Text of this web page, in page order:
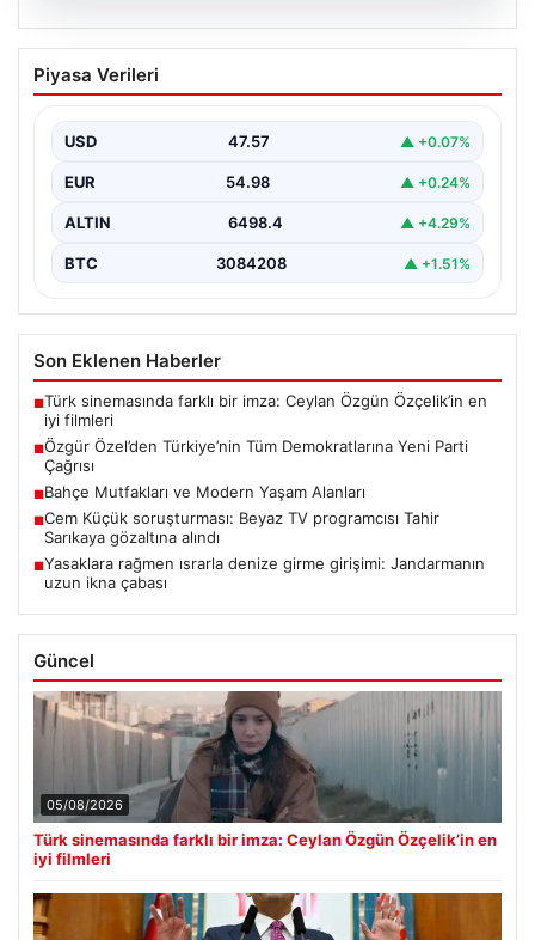
05.08.2026
Özgür Özel’den Türkiye’nin Tüm
Demokratlarına Yeni Parti Çağrısı
Meclis’te gerçekleştirdiği ilk grup toplantısında önemli
açıklamalarda…
Piyasa Verileri
USD 47.57 ▲ +0.07%
EUR 54.98 ▲ +0.24%
ALTIN 6498.4 ▲ +4.29%
BTC 3084208 ▲ +1.51%
Son Eklenen Haberler
■Türk sinemasında farklı bir imza: Ceylan Özgün Özçelik’in en
iyi filmleri
■Özgür Özel’den Türkiye’nin Tüm Demokratlarına Yeni Parti
Çağrısı
■Bahçe Mutfakları ve Modern Yaşam Alanları
■Cem Küçük soruşturması: Beyaz TV programcısı Tahir
Sarıkaya gözaltına alındı
■Yasaklara rağmen ısrarla denize girme girişimi: Jandarmanın
uzun ikna çabası
Güncel
05/08/2026
Türk sinemasında farklı bir imza: Ceylan Özgün Özçelik’in en
iyi filmleri